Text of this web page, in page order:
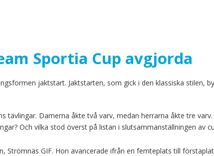
Sportia Cup avgjorda
jaktstart. Jaktstarten, som gick i den klassiska stilen,
tävlingar. Damerna åkte två varv, medan herrarna åkte tre
Och vilka stod överst på listan i slutsammanställningen av
Strömnäs GIF. Hon avancerade ifrån en femteplats till